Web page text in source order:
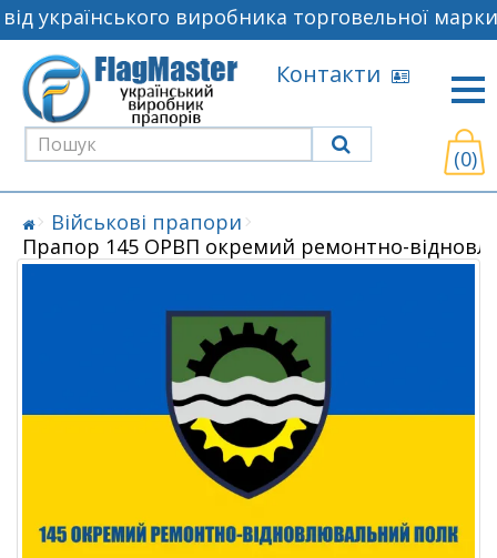
українського виробника торговельної
Контакти
(0)
Військові прапори
Прапор 145 ОРВП окремий ремонтно-